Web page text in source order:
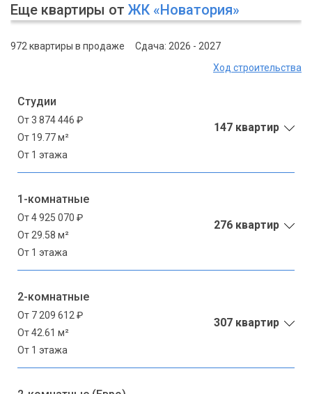
Еще квартиры от ЖК «Новатория»
972 квартиры в продаже
Сдача: 2026 - 2027
Ход строительства
Студии
От 3 874 446 ₽
От 19.77 м²
От 1 этажа
147 квартир
1-комнатные
От 4 925 070 ₽
От 29.58 м²
От 1 этажа
276 квартир
2-комнатные
От 7 209 612 ₽
От 42.61 м²
От 1 этажа
307 квартир